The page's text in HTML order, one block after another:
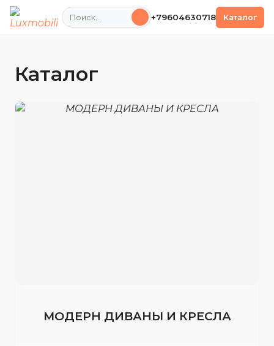
Поиск +79604630718 Каталог
Каталог
МОДЕРН ДИВАНЫ И КРЕСЛА